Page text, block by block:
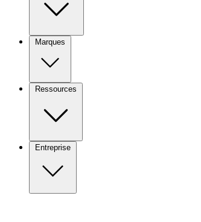
Marques
Ressources
Entreprise